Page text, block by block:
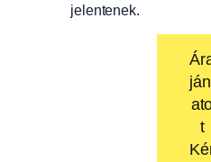
jelentenek.
jánl
t